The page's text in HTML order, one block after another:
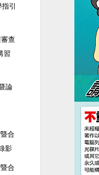
引
查
習
論
合
影URL
合